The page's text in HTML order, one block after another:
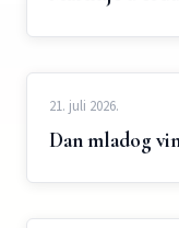
21. juli 2026.
Dan mladog